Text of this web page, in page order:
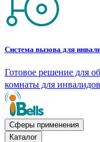
Система вызова для
Готовое решение для
комнаты для
Сферы применения
Каталог